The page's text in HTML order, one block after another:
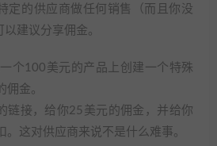
定的供应商做任何销售（而且你没
建议分享佣金。
个100美元的产品上创建一个特殊
佣金。
链接，给你25美元的佣金，并给你
。这对供应商来说不是什么难事。